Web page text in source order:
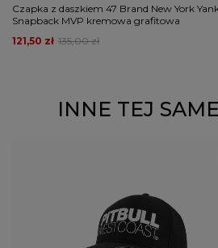
Czapka z daszkiem 47 Brand New York
Snapback MVP kremowa grafitowa
135,00 zł
121,50 zł
INNE TEJ